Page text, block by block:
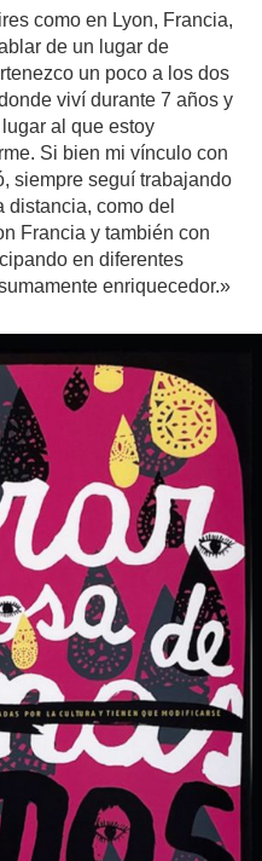
como en Lyon, Francia,
de un lugar de
un poco a los dos
viví durante 7 años y
al que estoy
Si bien mi vínculo con
siempre seguí trabajando
distancia, como del
Francia y también con
en diferentes
enriquecedor.»